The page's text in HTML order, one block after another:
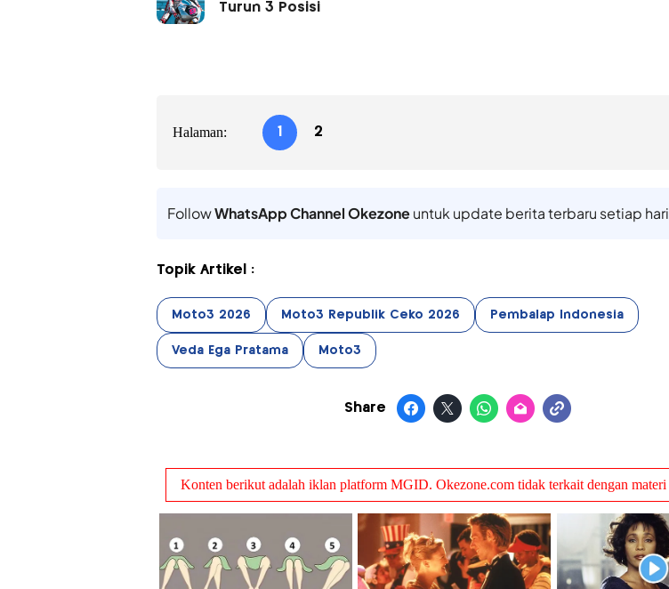
Turun 3 Posisi
Halaman: 1 2
FollowWhatsApp Channel Okezoneuntuk update berita terbaru setiap hari
Topik Artikel :
Moto3 2026 Moto3 Republik Ceko 2026 Pembalap Indonesia
Veda Ega Pratama Moto3
Share